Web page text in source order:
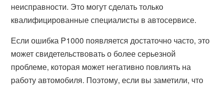
неисправности. Это могут сделать только
квалифицированные специалисты в автосервисе.
Если ошибка P1000 появляется достаточно часто, это
может свидетельствовать о более серьезной
проблеме, которая может негативно повлиять на
работу автомобиля. Поэтому, если вы заметили, что